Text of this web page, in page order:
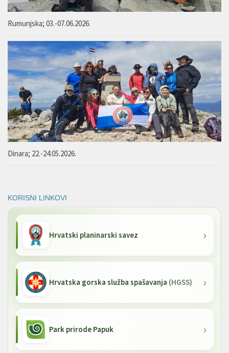
Rumunjska; 03.-07.06.2026.
Dinara; 22.-24.05.2026.
KORISNI LINKOVI
Hrvatski planinarski savez
Hrvatska gorska služba spašavanja (HGSS)
Park prirode Papuk